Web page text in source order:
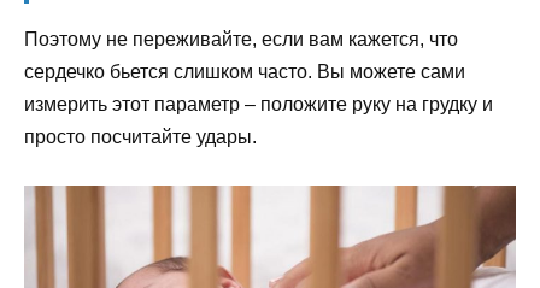
Поэтому не переживайте, если вам кажется, что
сердечко бьется слишком часто. Вы можете сами
измерить этот параметр – положите руку на грудку и
просто посчитайте удары.